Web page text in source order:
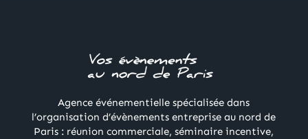
Agence événementielle spécialisée dans
l’organisation d’évènements entreprise au nord de
Paris : réunion commerciale, séminaire incentive,